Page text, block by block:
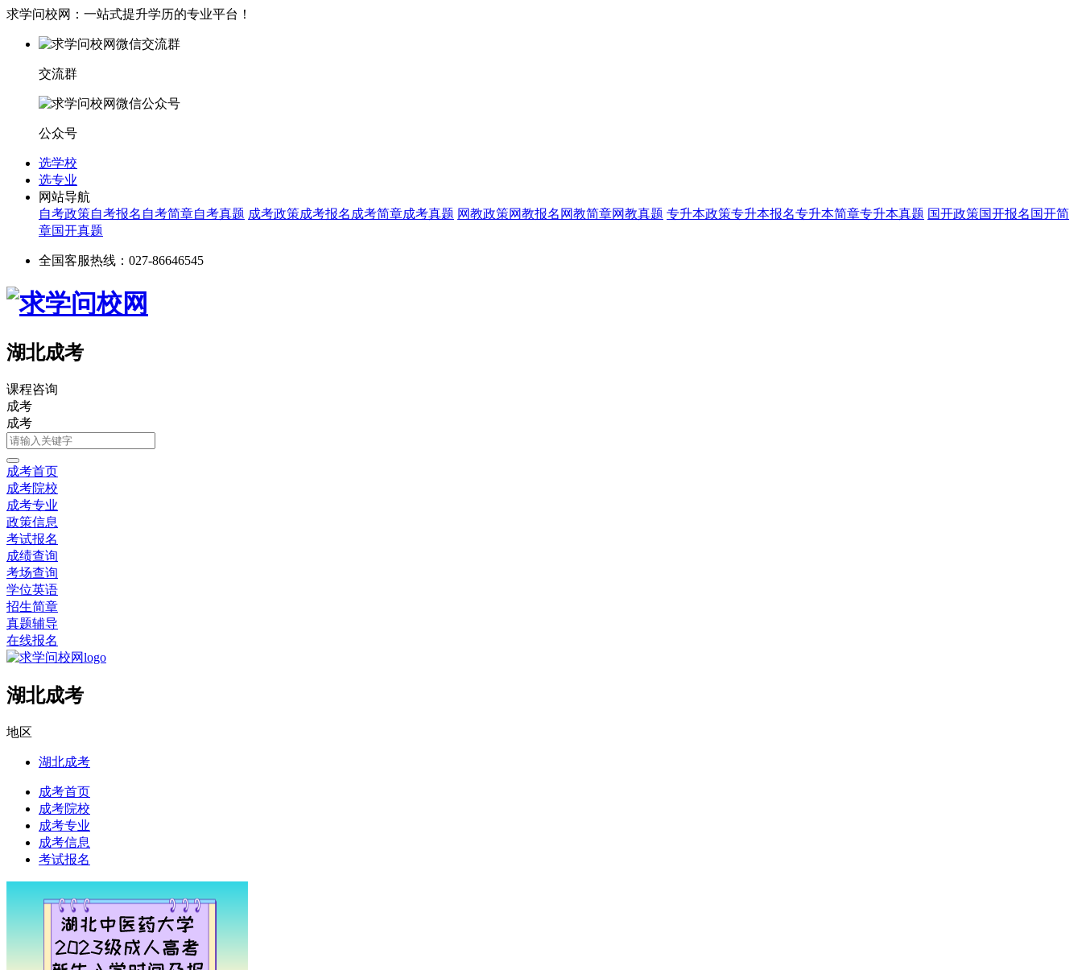
求学问校网：一站式提升学历的专业平台！
交流群
公众号
选学校
选专业
网站导航
自考政策自考报名 自考简章自考真题 成考政策成考报名 成考简章成考真题 网教政策网教报名 网教简章网教真题 专升本政策专升本报名专升本简章专升本真题 国开政策国开报名 国开简
章国开真题
全国客服热线：027-86646545
湖北成考
课程咨询
成考
成考
成考首页
成考院校
成考专业
政策信息
考试报名
成绩查询
考场查询
学位英语
招生简章
真题辅导
在线报名
湖北成考
地区
湖北成考
成考首页
成考院校
成考专业
成考信息
考试报名